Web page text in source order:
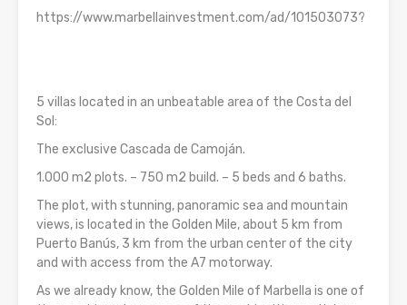
https://www.marbellainvestment.com/ad/101503073?
5 villas located in an unbeatable area of the Costa del
Sol:
The exclusive Cascada de Camoján.
1.000 m2 plots. – 750 m2 build. – 5 beds and 6 baths.
The plot, with stunning, panoramic sea and mountain
views, is located in the Golden Mile, about 5 km from
Puerto Banús, 3 km from the urban center of the city
and with access from the A7 motorway.
As we already know, the Golden Mile of Marbella is one of